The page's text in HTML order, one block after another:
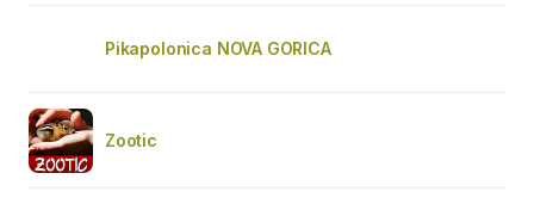
Pikapolonica NOVA GORICA
Zootic